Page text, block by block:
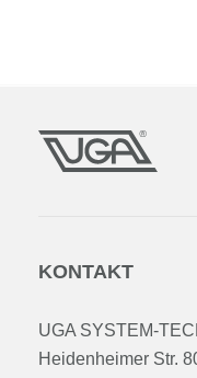
KONTAKT
UGA SYSTEM-
Heidenheimer Str.